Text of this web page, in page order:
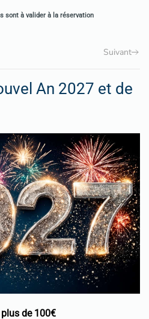
sont à valider à la réservation
Suivant
An 2027 et de
de 100€